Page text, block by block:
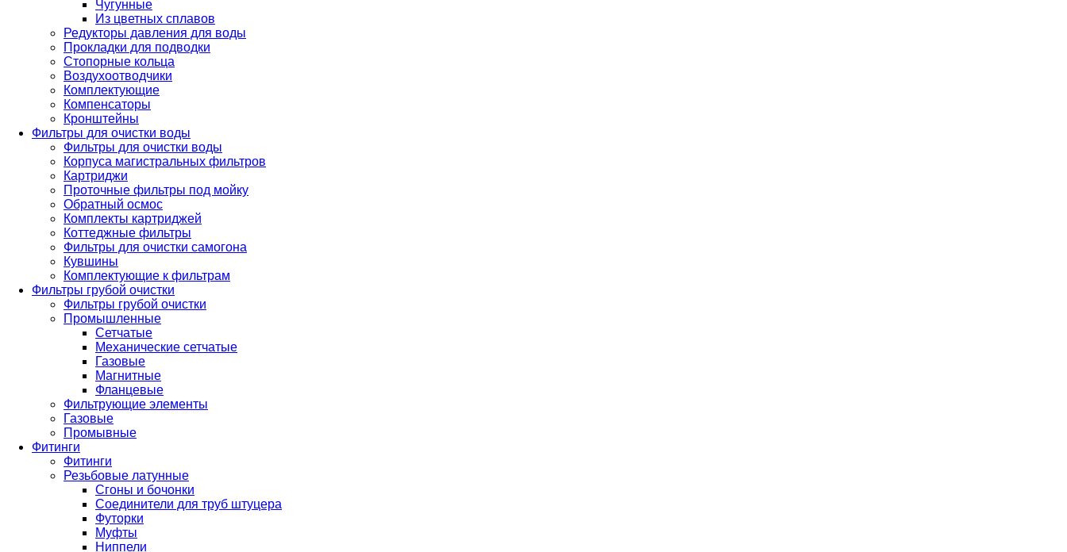
Чугунные
Из цветных сплавов
Редукторы давления для воды
Прокладки для подводки
Стопорные кольца
Воздухоотводчики
Комплектующие
Компенсаторы
Кронштейны
Фильтры для очистки воды
Фильтры для очистки воды
Корпуса магистральных фильтров
Картриджи
Проточные фильтры под мойку
Обратный осмос
Комплекты картриджей
Коттеджные фильтры
Фильтры для очистки самогона
Кувшины
Комплектующие к фильтрам
Фильтры грубой очистки
Фильтры грубой очистки
Промышленные
Сетчатые
Механические сетчатые
Газовые
Магнитные
Фланцевые
Фильтрующие элементы
Газовые
Промывные
Фитинги
Фитинги
Резьбовые латунные
Сгоны и бочонки
Соединители для труб штуцера
Футорки
Муфты
Ниппели